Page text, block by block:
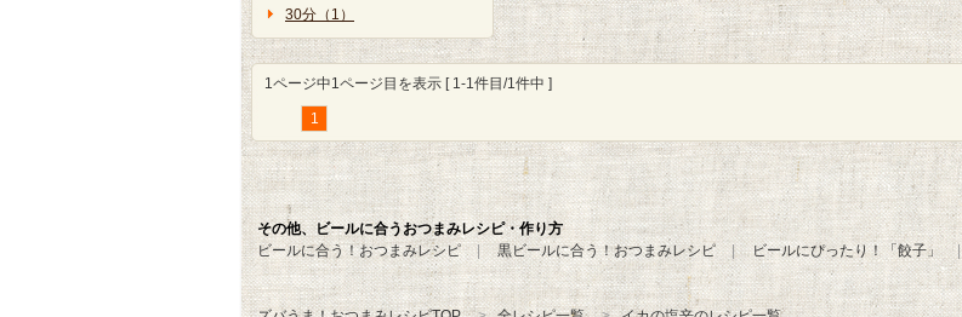
30分（1）
1ページ中1ページ目を表示 [ 1-1件目/1件中 ]
1
その他、ビールに合うおつまみレシピ・作り方
ビールに合う！おつまみレシピ
黒ビールに合う！おつまみレシピ ビールにぴったり！「餃子」